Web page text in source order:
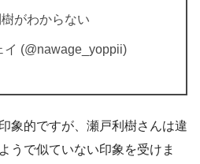
がわからない
(@nawage_yoppii)
象的ですが、瀬戸利樹さんは違
うで似ていない印象を受けま